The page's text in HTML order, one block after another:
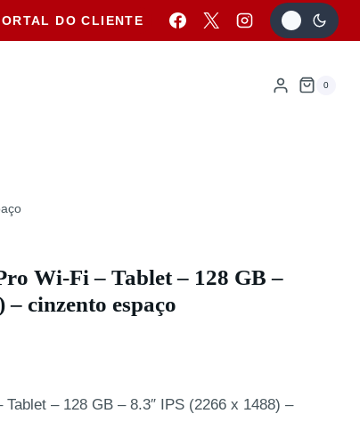
DO CLIENTE
0
Wi-Fi – Tablet – 128 GB –
– cinzento espaço
– 128 GB – 8.3″ IPS (2266 x 1488) –